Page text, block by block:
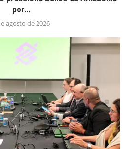
por...
agosto de 2026